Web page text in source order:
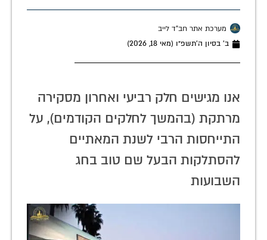
מערכת אתר חב"ד לייב
ב׳ בסיון ה׳תשפ״ו (מאי 18, 2026)
אנו מגישים חלק רביעי ואחרון מסקירה
מרתקת (בהמשך לחלקים הקודמים), על
התייחסות הרבי לשנת המאתיים
להסתלקות הבעל שם טוב בחג
השבועות